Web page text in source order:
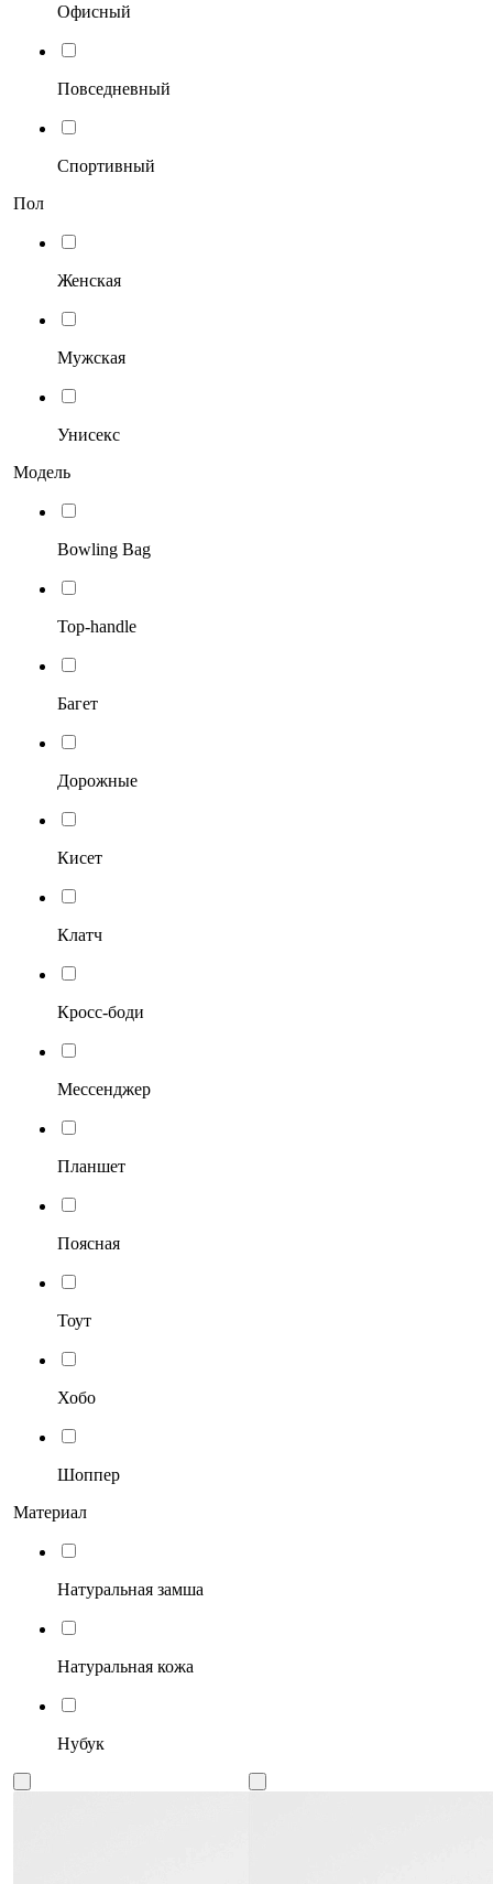
Офисный
Повседневный
Спортивный
Пол
Женская
Мужская
Унисекс
Модель
Bowling Bag
Top-handle
Багет
Дорожные
Кисет
Клатч
Кросс-боди
Мессенджер
Планшет
Поясная
Тоут
Хобо
Шоппер
Материал
Натуральная замша
Натуральная кожа
Нубук